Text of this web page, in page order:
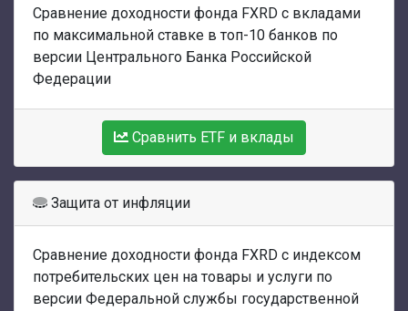
Сравнение доходности фонда FXRD с вкладами
по максимальной ставке в топ-10 банков по
версии Центрального Банка Российской
Федерации
Сравнить ETF и вклады
Защита от инфляции
Сравнение доходности фонда FXRD с индексом
потребительских цен на товары и услуги по
версии Федеральной службы государственной